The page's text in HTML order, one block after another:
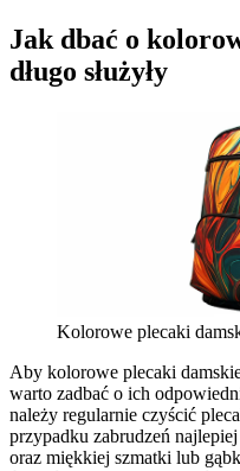
Jak dbać o
długo służyły
Kolorowe plecaki
Aby kolorowe plecaki
warto zadbać o ich
należy regularnie czyścić
przypadku zabrudzeń
oraz miękkiej szmatki lub